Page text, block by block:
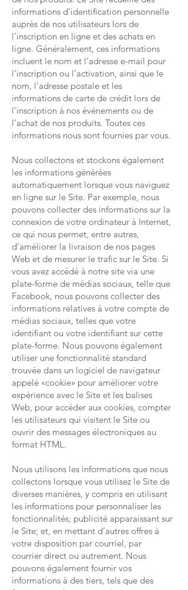
informations d’identification personnelle
auprès de nos utilisateurs lors de
l’inscription en ligne et des achats en
ligne. Généralement, ces informations
incluent le nom et l’adresse e-mail pour
l’inscription ou l’activation, ainsi que le
nom, l’adresse postale et les
informations de carte de crédit lors de
l’inscription à nos événements ou de
l’achat de nos produits. Toutes ces
informations nous sont fournies par vous.
Nous collectons et stockons également
les informations générées
automatiquement lorsque vous naviguez
en ligne sur le Site. Par exemple, nous
pouvons collecter des informations sur la
connexion de votre ordinateur à Internet,
ce qui nous permet, entre autres,
d’améliorer la livraison de nos pages
Web et de mesurer le trafic sur le Site. Si
vous avez accédé à notre site via une
plate-forme de médias sociaux, telle que
Facebook, nous pouvons collecter des
informations relatives à votre compte de
médias sociaux, telles que votre
identifiant ou votre identifiant sur cette
plate-forme. Nous pouvons également
utiliser une fonctionnalité standard
trouvée dans un logiciel de navigateur
appelé «cookie» pour améliorer votre
expérience avec le Site et les balises
Web, pour accéder aux cookies, compter
les utilisateurs qui visitent le Site ou
ouvrir des messages électroniques au
format HTML.
Nous utilisons les informations que nous
collectons lorsque vous utilisez le Site de
diverses manières, y compris en utilisant
les informations pour personnaliser les
fonctionnalités; publicité apparaissant sur
le Site; et, en mettant d’autres offres à
votre disposition par courriel, par
courrier direct ou autrement. Nous
pouvons également fournir vos
informations à des tiers, tels que des